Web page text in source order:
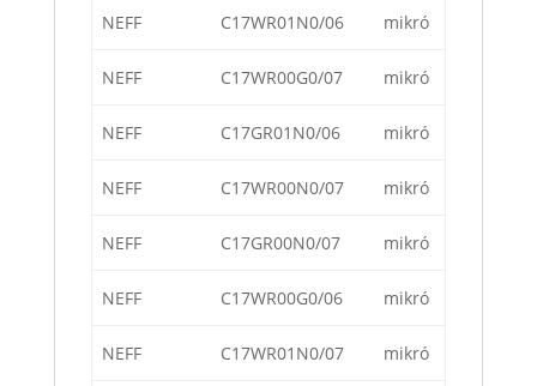
NEFF C17WR01N0/06 mikró
NEFF C17WR00G0/07 mikró
NEFF C17GR01N0/06 mikró
NEFF C17WR00N0/07 mikró
NEFF C17GR00N0/07 mikró
NEFF C17WR00G0/06 mikró
NEFF C17WR01N0/07 mikró